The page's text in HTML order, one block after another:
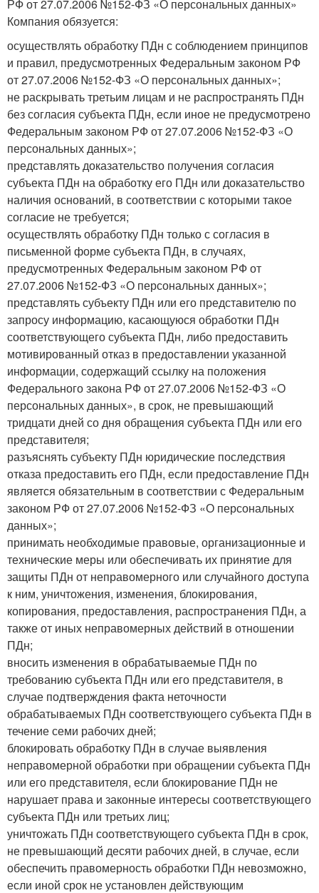
РФ от 27.07.2006 №152-ФЗ «О персональных данных»
Компания обязуется:
осуществлять обработку ПДн с соблюдением принципов
и правил, предусмотренных Федеральным законом РФ
от 27.07.2006 №152-ФЗ «О персональных данных»;
не раскрывать третьим лицам и не распространять ПДн
без согласия субъекта ПДн, если иное не предусмотрено
Федеральным законом РФ от 27.07.2006 №152-ФЗ «О
персональных данных»;
представлять доказательство получения согласия
субъекта ПДн на обработку его ПДн или доказательство
наличия оснований, в соответствии с которыми такое
согласие не требуется;
осуществлять обработку ПДн только с согласия в
письменной форме субъекта ПДн, в случаях,
предусмотренных Федеральным законом РФ от
27.07.2006 №152-ФЗ «О персональных данных»;
представлять субъекту ПДн или его представителю по
запросу информацию, касающуюся обработки ПДн
соответствующего субъекта ПДн, либо предоставить
мотивированный отказ в предоставлении указанной
информации, содержащий ссылку на положения
Федерального закона РФ от 27.07.2006 №152-ФЗ «О
персональных данных», в срок, не превышающий
тридцати дней со дня обращения субъекта ПДн или его
представителя;
разъяснять субъекту ПДн юридические последствия
отказа предоставить его ПДн, если предоставление ПДн
является обязательным в соответствии с Федеральным
законом РФ от 27.07.2006 №152-ФЗ «О персональных
данных»;
принимать необходимые правовые, организационные и
технические меры или обеспечивать их принятие для
защиты ПДн от неправомерного или случайного доступа
к ним, уничтожения, изменения, блокирования,
копирования, предоставления, распространения ПДн, а
также от иных неправомерных действий в отношении
ПДн;
вносить изменения в обрабатываемые ПДн по
требованию субъекта ПДн или его представителя, в
случае подтверждения факта неточности
обрабатываемых ПДн соответствующего субъекта ПДн в
течение семи рабочих дней;
блокировать обработку ПДн в случае выявления
неправомерной обработки при обращении субъекта ПДн
или его представителя, если блокирование ПДн не
нарушает права и законные интересы соответствующего
субъекта ПДн или третьих лиц;
уничтожать ПДн соответствующего субъекта ПДн в срок,
не превышающий десяти рабочих дней, в случае, если
обеспечить правомерность обработки ПДн невозможно,
если иной срок не установлен действующим